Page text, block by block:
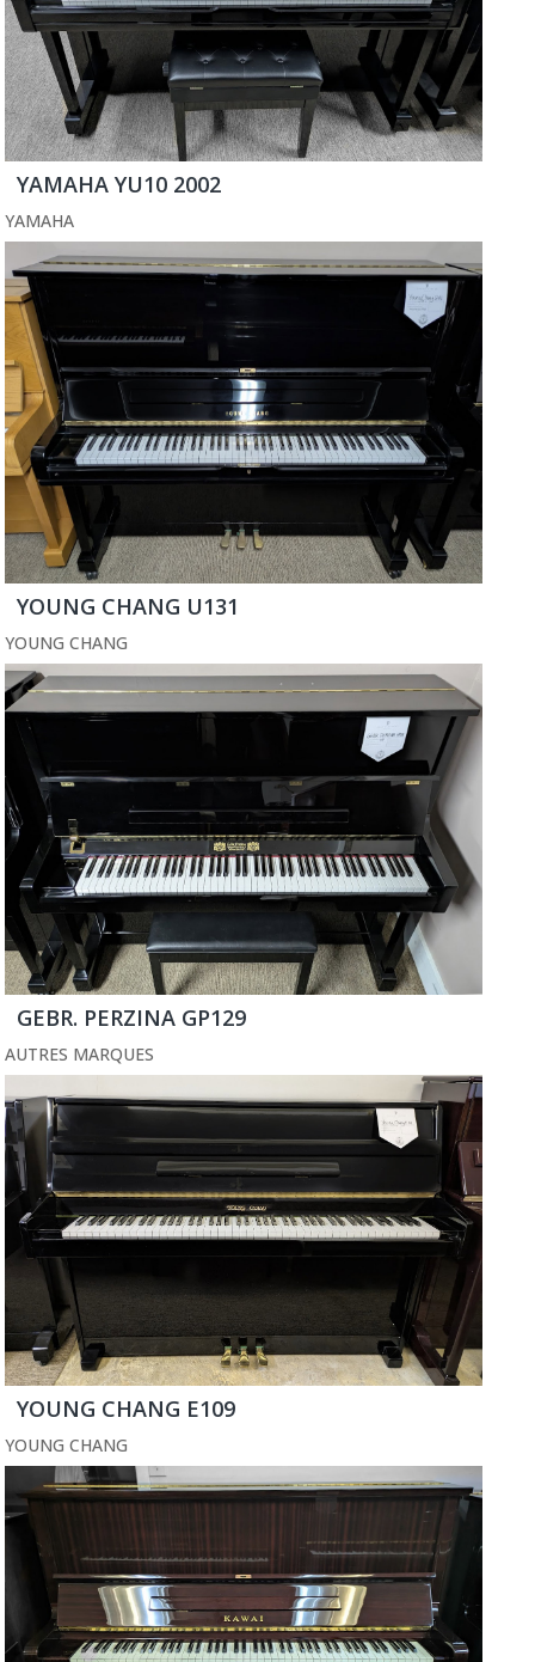
YAMAHA YU10 2002
YAMAHA
YOUNG CHANG U131
YOUNG CHANG
GEBR. PERZINA GP129
AUTRES MARQUES
YOUNG CHANG E109
YOUNG CHANG